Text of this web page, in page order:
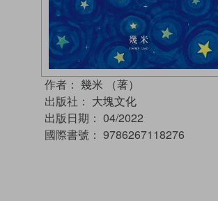
作者： 幾米 （著）
出版社： 大塊文化
出版日期： 04/2022
國際書號： 9786267118276